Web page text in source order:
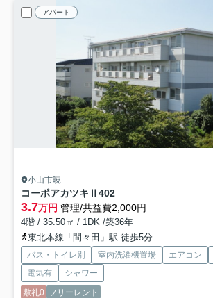
アパート
小山市暁
コーポアカツキⅡ 402
3.7万円 管理/共益費2,000円
4階 / 35.50㎡ / 1DK /築36年
東北本線「間々田」駅 徒歩5分
バス・トイレ別 室内洗濯機置場 エアコン
電気有
シャワー
敷礼0 フリーレント